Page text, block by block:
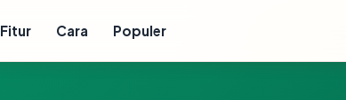
Fitur Cara Populer